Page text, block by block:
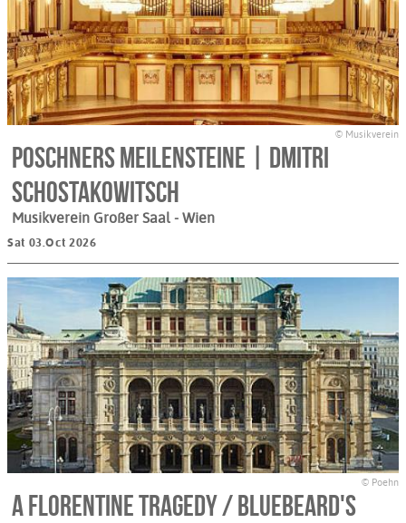
© Musikverein
Poschners Meilensteine | Dmitri
Schostakowitsch
Musikverein Großer Saal - Wien
Sat 03.Oct 2026
© Poehn
A Florentine Tragedy / Bluebeard's